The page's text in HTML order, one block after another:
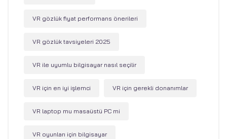
VR gözlük fiyat performans önerileri
VR gözlük tavsiyeleri 2025
VR ile uyumlu bilgisayar nasıl seçilir
VR için en iyi işlemci VR için gerekli donanımlar
VR laptop mu masaüstü PC mi
VR oyunları için bilgisayar